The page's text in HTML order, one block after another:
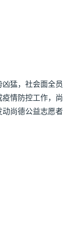
，社会面全员
疫情防控工作
尚德公益志愿